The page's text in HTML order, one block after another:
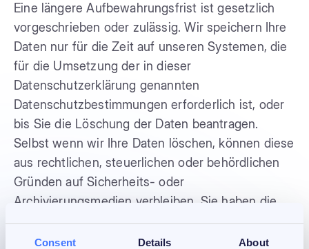
Consent Details About
Eine längere Aufbewahrungsfrist ist gesetzlich
vorgeschrieben oder zulässig. Wir speichern Ihre
Daten nur für die Zeit auf unseren Systemen, die
für die Umsetzung der in dieser
Datenschutzerklärung genannten
Datenschutzbestimmungen erforderlich ist, oder
bis Sie die Löschung der Daten beantragen.
Selbst wenn wir Ihre Daten löschen, können diese
aus rechtlichen, steuerlichen oder behördlichen
Gründen auf Sicherheits- oder
Archivierungsmedien verbleiben. Sie haben die
folgenden Rechte in Bezug auf Ihre Daten: 1)
Zugriffsrecht — das Recht, immer (i) Kopien von